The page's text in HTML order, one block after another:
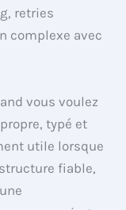
retries
complexe avec
vous voulez
typé et
utile lorsque
fiable,